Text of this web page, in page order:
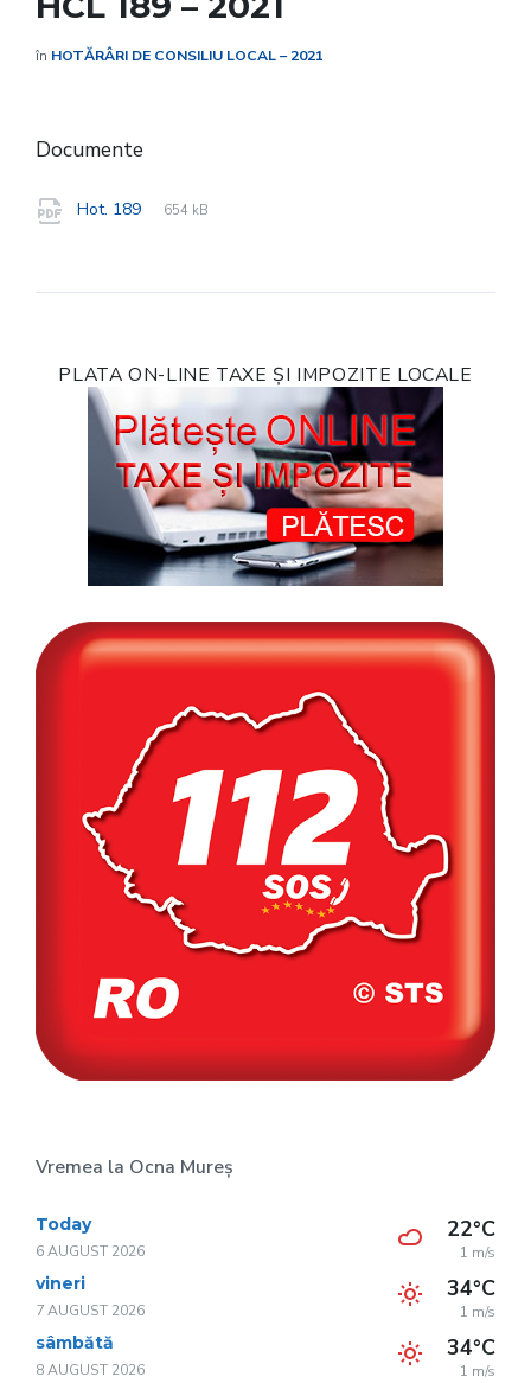
în HOTĂRÂRI DE CONSILIU LOCAL – 2021
Documente
Hot. 189
File
pdf
File
654 kB
PLATA ON-LINE TAXE ȘI IMPOZITE LOCALE
Vremea la Ocna Mureș
Today
6 AUGUST 2026
22°C
1 m/s
vineri
7 AUGUST 2026
34°C
1 m/s
sâmbătă
8 AUGUST 2026
34°C
1 m/s